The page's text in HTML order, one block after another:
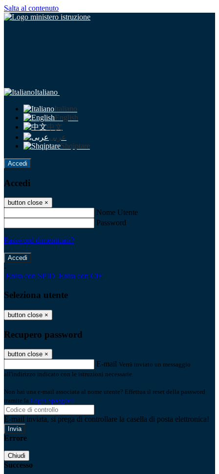
Salta al contenuto
Italiano
Italiano
English
中文
عربى
Shqiptare
Accedi
Accedi
button close ×
Nome Utente
Password
Password dimenticata?
-
Entra con SPID Entra con CIE
Seleziona utente
button close ×
Recupero password
button close ×
E-mail Verrà inviato un messaggio
all'indirizzo indicato con le istruzioni necessarie.
Non hai una e-mail associata al nome utente? Effettua il reset della password
tramite la Login Spaggiari
E-mail inviata, si prega di controllare la casella di posta elettronica!
Errore
Chiudi
Successo